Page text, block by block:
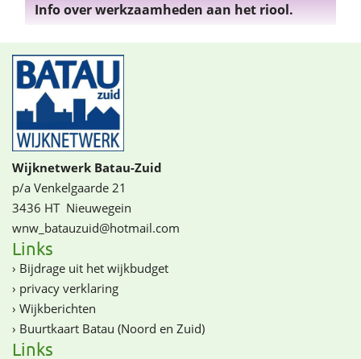
Info over werkzaamheden aan het riool.
Wijknetwerk Batau-Zuid
p/a Venkelgaarde 21
3436 HT Nieuwegein
wnw_batauzuid@­­hotmail.com
Links
› Bijdrage uit het wijkbudget
› privacy verklaring
› Wijkberichten
› Buurtkaart Batau (Noord en Zuid)
Links